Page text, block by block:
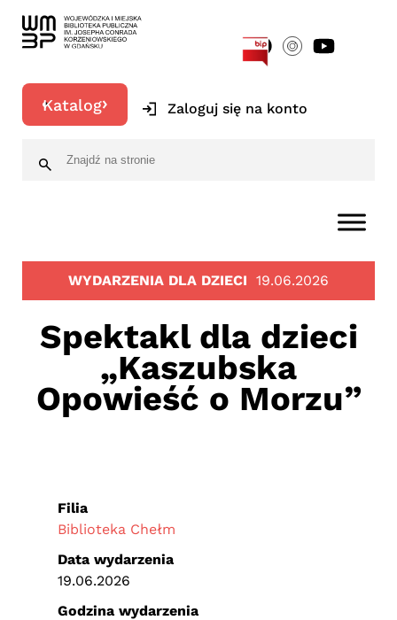
Katalog Zaloguj się na konto
WYDARZENIA DLA DZIECI 19.06.2026
Spektakl dla dzieci
„Kaszubska
Opowieść o Morzu”
Filia
Biblioteka Chełm
Data wydarzenia
19.06.2026
Godzina wydarzenia